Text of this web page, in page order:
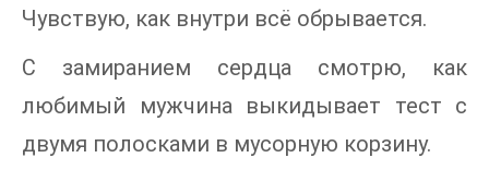
Чувствую, как внутри всё обрывается.
С замиранием сердца смотрю, как
любимый мужчина выкидывает тест с
двумя полосками в мусорную корзину.